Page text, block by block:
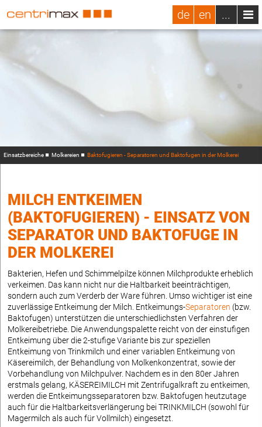
de en ...
Einsatzbereiche Molkereien Baktofugieren - Separatoren und Baktofugen in der Molkerei
MILCH ENTKEIMEN
(BAKTOFUGIEREN) - EINSATZ VON
SEPARATOR UND BAKTOFUGE IN
DER MOLKEREI
Bakterien, Hefen und Schimmelpilze können Milchprodukte erheblich
verkeimen. Das kann nicht nur die Haltbarkeit beeinträchtigen,
sondern auch zum Verderb der Ware führen. Umso wichtiger ist eine
zuverlässige Entkeimung der Milch. Entkeimungs-Separatoren (bzw.
Baktofugen) unterstützen die unterschiedlichsten Verfahren der
Molkereibetriebe. Die Anwendungspalette reicht von der einstufigen
Entkeimung über die 2-stufige Variante bis zur speziellen
Entkeimung von Trinkmilch und einer variablen Entkeimung von
Käsereimilch, der Behandlung von Molkenkonzentrat, sowie der
Vorbehandlung von Milchpulver. Nachdem es in den 80er Jahren
erstmals gelang, KÄSEREIMILCH mit Zentrifugalkraft zu entkeimen,
werden die Entkeimungsseparatoren bzw. Baktofugen heutzutage
auch für die Haltbarkeitsverlängerung bei TRINKMILCH (sowohl für
Magermilch als auch für Vollmilch) eingesetzt.